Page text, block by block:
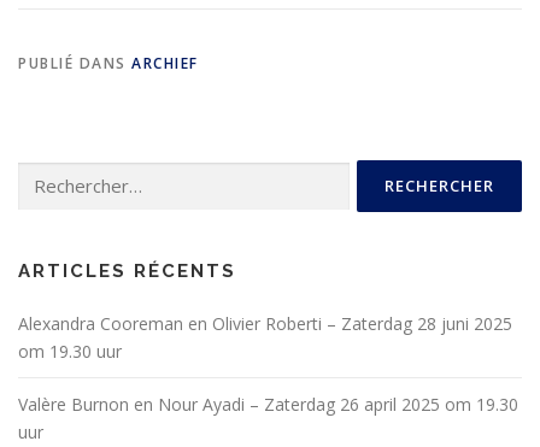
PUBLIÉ DANS ARCHIEF
ARTICLES RÉCENTS
Alexandra Cooreman en Olivier Roberti – Zaterdag 28 juni 2025
om 19.30 uur
Valère Burnon en Nour Ayadi – Zaterdag 26 april 2025 om 19.30
uur